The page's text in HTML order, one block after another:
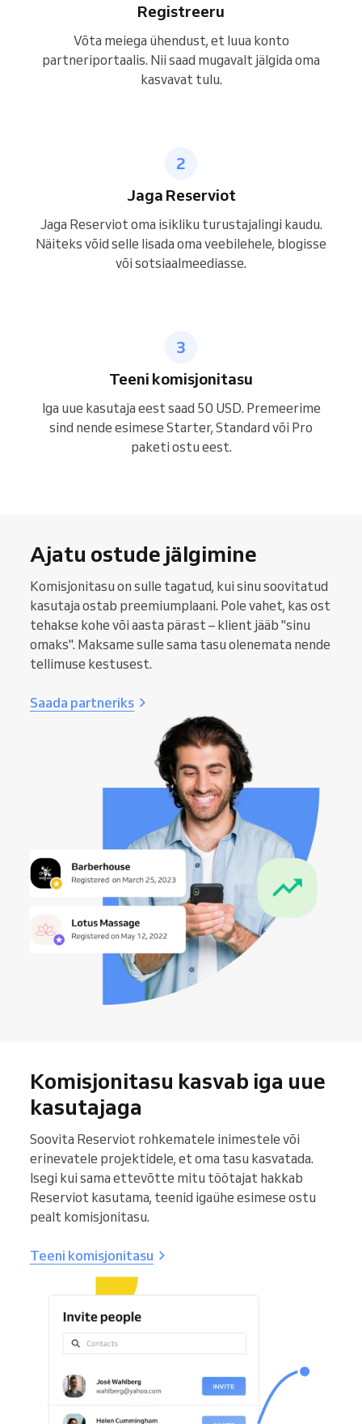
Registreeru
Võta meiega ühendust, et luua konto
partneriportaalis. Nii saad mugavalt jälgida oma
kasvavat tulu.
Jaga Reserviot
Jaga Reserviot oma isikliku turustajalingi kaudu.
Näiteks võid selle lisada oma veebilehele, blogisse
või sotsiaalmeediasse.
Teeni komisjonitasu
Iga uue kasutaja eest saad 50 USD. Premeerime
sind nende esimese Starter, Standard või Pro
paketi ostu eest.
Ajatu ostude jälgimine
Komisjonitasu on sulle tagatud, kui sinu soovitatud
kasutaja ostab preemiumplaani. Pole vahet, kas ost
tehakse kohe või aasta pärast – klient jääb "sinu
omaks". Maksame sulle sama tasu olenemata nende
tellimuse kestusest.
Saada partneriks
Komisjonitasu kasvab iga uue
kasutajaga
Soovita Reserviot rohkematele inimestele või
erinevatele projektidele, et oma tasu kasvatada.
Isegi kui sama ettevõtte mitu töötajat hakkab
Reserviot kasutama, teenid igaühe esimese ostu
pealt komisjonitasu.
Teeni komisjonitasu